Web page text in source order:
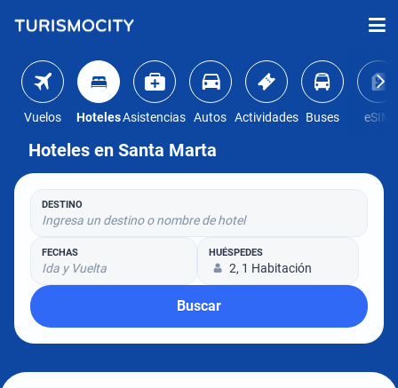
Vuelos HotelesAsistencias Autos Actividades Buses eSIM
Hoteles en Santa Marta
DESTINO
Ingresa un destino o nombre de hotel
FECHAS
Ida y Vuelta
HUÉSPEDES
2, 1 Habitación
Buscar